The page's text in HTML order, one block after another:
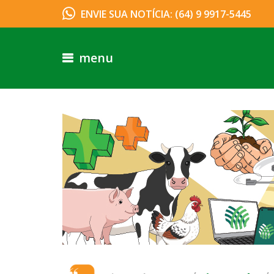
ENVIE SUA NOTÍCIA: (64) 9 9917-5445
menu